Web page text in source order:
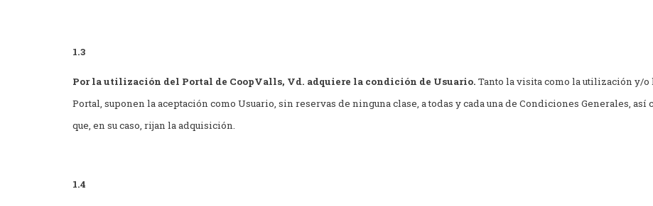
1.3
Por la utilización del Portal de CoopValls, Vd. adquiere la condición de Usuario. Tanto la visita como la utilización y/
Portal, suponen la aceptación como Usuario, sin reservas de ninguna clase, a todas y cada una de Condiciones Generales, así
que, en su caso, rijan la adquisición.
1.4